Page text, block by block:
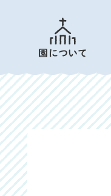
園について